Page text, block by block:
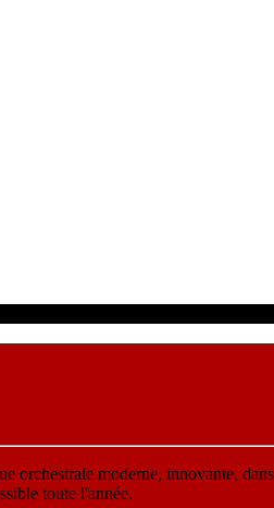
moderne, innovante,
toute l'année.